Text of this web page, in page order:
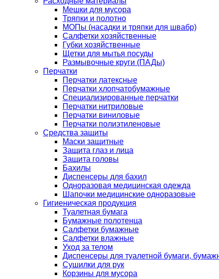
Мешки для мусора
Тряпки и полотно
МОПы (насадки и тряпки для швабр)
Салфетки хозяйственные
Губки хозяйственные
Щетки для мытья посуды
Размывочные круги (ПАДы)
Перчатки
Перчатки латексные
Перчатки хлопчатобумажные
Специализированные перчатки
Перчатки нитриловые
Перчатки виниловые
Перчатки полиэтиленовые
Средства защиты
Маски защитные
Защита глаз и лица
Защита головы
Бахилы
Диспенсеры для бахил
Одноразовая медицинская одежда
Шапочки медицинские одноразовые
Гигиеническая продукция
Туалетная бумага
Бумажные полотенца
Салфетки бумажные
Салфетки влажные
Уход за телом
Диспенсеры для туалетной бумаги,
Сушилки для рук
Корзины для мусора